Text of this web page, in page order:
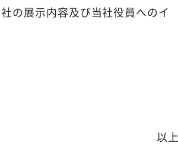
の展示内容及び当社役員へのイ
以上